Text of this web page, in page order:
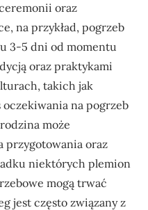
oraz
na przykład, pogrzeb
3-5 dni od momentu
oraz praktykami
takich jak
na pogrzeb
może
przygotowania oraz
niektórych plemion
mogą trwać
jest często związany z